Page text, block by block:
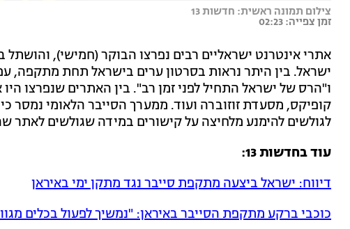
צילום תמונה ראשית: חדשות 13
זמן צפייה: 02:23
אתרי אינטרנט ישראליים רבים נפרצו הבוקר (חמישי),
ישראל. בין היתר נראות בסרטון ערים בישראל תחת מתקפה,
ו"הרס של ישראל התחיל לפני זמן רב". בין האתרים שנפרצו
קופיקס, מסעדת זוזוברה ועוד. ממערך הסייבר הלאומי נמסר
לגולשים להימנע מלחיצה על קישורים במידה שגולשים לאתר
עוד בחדשות 13:
דיווח: ישראל ביצעה מתקפת סייבר נגד מתקן ימי באיראן
כוכבי ברקע מתקפת הסייבר באיראן: "נמשיך לפעול בכלים